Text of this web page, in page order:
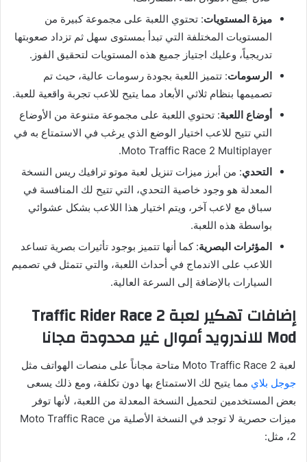
ميزة المستويات: تحتوي اللعبة على مجموعة كبيرة من
المستويات المختلفة التي تبدأ بمستوى سهل ثم تزداد صعوبتها
تدريجياً، وعليك اجتياز جميع هذه المستويات لتحقيق الفوز.
الرسومات: تتميز اللعبة بجودة رسومات عالية، حيث تم
تصميمها بنظام ثلاثي الأبعاد مما يتيح للاعب تجربة واقعية للعبة.
أوضاع اللعبة: تحتوي اللعبة على مجموعة متنوعة من الأوضاع
التي تتيح للاعب اختيار الوضع الذي يرغب في الاستمتاع به في
Moto Traffic Race 2 Multiplayer.
التحدي: من أبرز ميزات تنزيل لعبة موتو ترافيك ريس النسخة
المعدلة هو وجود خاصية التحدي، التي تتيح لك المنافسة في
سباق مع لاعب آخر، ويتم اختيار هذا اللاعب بشكل عشوائي
بواسطة هذه اللعبة.
المؤثرات البصرية: كما أنها تتميز بوجود تأثيرات بصرية تساعد
اللاعب على الاندماج في أحداث اللعبة، والتي تتمثل في تصميم
السيارات بالإضافة إلى السرعة العالية.
إضافات تهكير لعبة Traffic Rider Race 2
Mod للاندرويد أموال غير محدودة مجانا
لعبة Moto Traffic Race 2 متاحة مجاناً على منصات الهواتف مثل
جوجل بلاي مما يتيح لك الاستمتاع بها دون تكلفة، ومع ذلك يسعى
بعض المستخدمين لتحميل النسخة المعدلة من اللعبة، لأنها توفر
ميزات حصرية لا توجد في النسخة الأصلية من Moto Traffic Race
2، مثل: